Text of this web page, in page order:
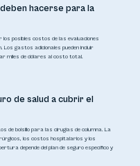
hacerse para la
posibles costos de las evaluaciones
gastos adicionales pueden incluir
miles de dólares al costo total.
de salud a cubrir el
de bolsillo para las cirugías de columna. La
los costos hospitalarios y los
depende del plan de seguro específico y